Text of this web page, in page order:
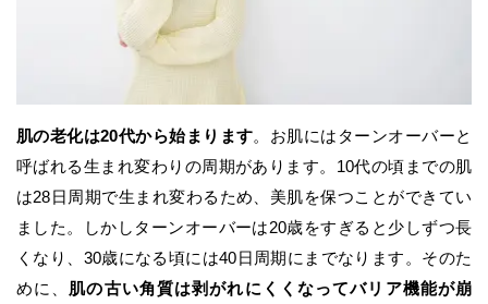
肌の老化は20代から始まります。お肌にはターンオーバーと
呼ばれる生まれ変わりの周期があります。10代の頃までの肌
は28日周期で生まれ変わるため、美肌を保つことができてい
ました。しかしターンオーバーは20歳をすぎると少しずつ長
くなり、30歳になる頃には40日周期にまでなります。そのた
めに、 肌の古い角質は剥がれにくくなってバリア機能が崩